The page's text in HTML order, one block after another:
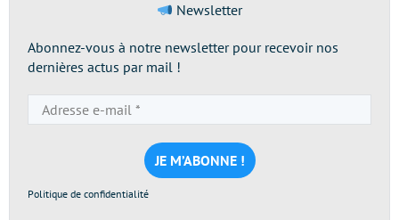
Newsletter
Abonnez-vous à notre newsletter pour recevoir nos
dernières actus par mail !
e-
mail
*
Politique de confidentialité